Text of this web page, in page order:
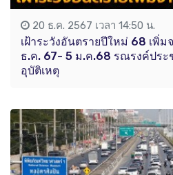
20 ธ.ค. 2567 เวลา 14:50 น.
เฝ้าระวังอันตรายปีใหม่ 68 เพิ่ม
ธ.ค. 67- 5 ม.ค.68 รณรงค์ประ
อุบัติเหตุ